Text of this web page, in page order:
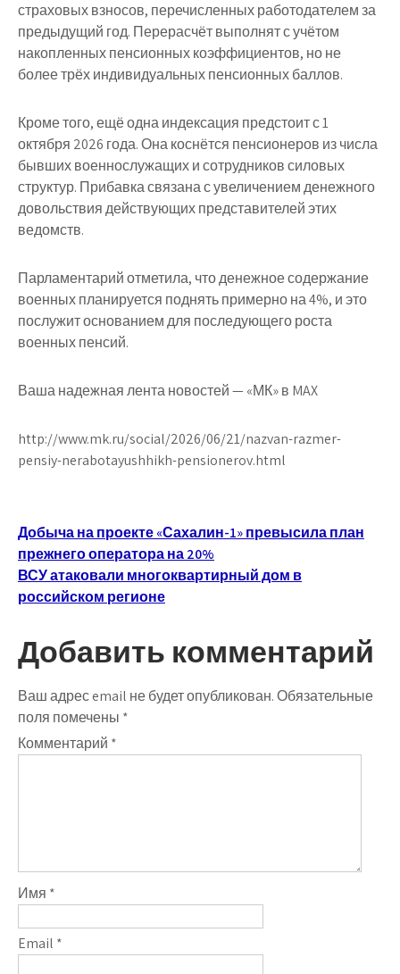
страховых взносов, перечисленных работодателем за
предыдущий год. Перерасчёт выполнят с учётом
накопленных пенсионных коэффициентов, но не
более трёх индивидуальных пенсионных баллов.
Кроме того, ещё одна индексация предстоит с 1
октября 2026 года. Она коснётся пенсионеров из числа
бывших военнослужащих и сотрудников силовых
структур. Прибавка связана с увеличением денежного
довольствия действующих представителей этих
ведомств.
Парламентарий отметила, что денежное содержание
военных планируется поднять примерно на 4%, и это
послужит основанием для последующего роста
военных пенсий.
Ваша надежная лента новостей — «МК» в MAX
http://www.mk.ru/social/2026/06/21/nazvan-razmer-
pensiy-nerabotayushhikh-pensionerov.html
Навигация
по
записям
Добыча на проекте «Сахалин-1» превысила план
прежнего оператора на 20%
ВСУ атаковали многоквартирный дом в
российском регионе
Добавить комментарий
Ваш адрес email не будет опубликован.Обязательные
поля помечены *
Комментарий *
Имя *
Email *